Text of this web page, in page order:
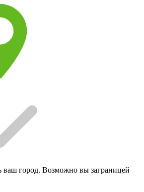
ваш город. Возможно вы заграницей